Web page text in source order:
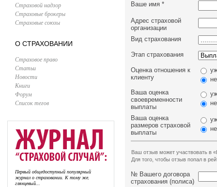
Страховой надзор
Страховые брокеры
Страховые союзы
О СТРАХОВАНИИ
Страховое право
Статьи
Новости
Книги
Форум
Список тегов
Первый общедоступный популярный
журнал о страховании. К тому же,
глянцевый...
Ваше имя *
Адрес страховой
организации
Вид страхования
Этап страхования
Оценка отношения к
клиенту
Ваша оценка
своевременности
выплаты
Ваша оценка
размеров страховой
выплаты
Ваш отзыв может участвовать в
Для того, чтобы отзыв попал в
№ Вашего договора
страхования (полиса)